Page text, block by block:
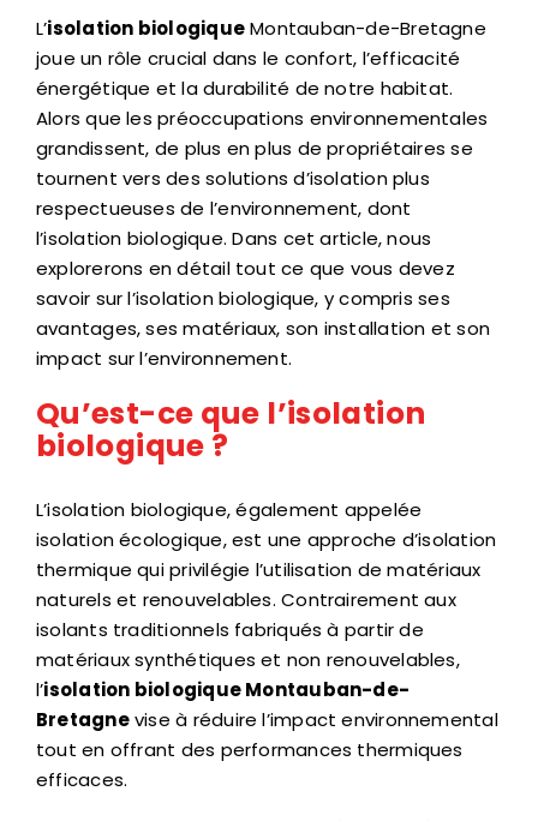
L’isolation biologiqueMontauban-de-Bretagne
joue un rôle crucial dans le confort, l’efficacité
énergétique et la durabilité de notre habitat.
Alors que les préoccupations environnementales
grandissent, de plus en plus de propriétaires se
tournent vers des solutions d’isolation plus
respectueuses de l’environnement, dont
l’isolation biologique. Dans cet article, nous
explorerons en détail tout ce que vous devez
savoir sur l’isolation biologique, y compris ses
avantages, ses matériaux, son installation et son
impact sur l’environnement.
Qu’est-ce que l’isolation
biologique ?
L’isolation biologique, également appelée
isolation écologique, est une approche d’isolation
thermique qui privilégie l’utilisation de matériaux
naturels et renouvelables. Contrairement aux
isolants traditionnels fabriqués à partir de
matériaux synthétiques et non renouvelables,
l’isolation biologique Montauban-de-
Bretagnevise à réduire l’impact environnemental
tout en offrant des performances thermiques
efficaces.